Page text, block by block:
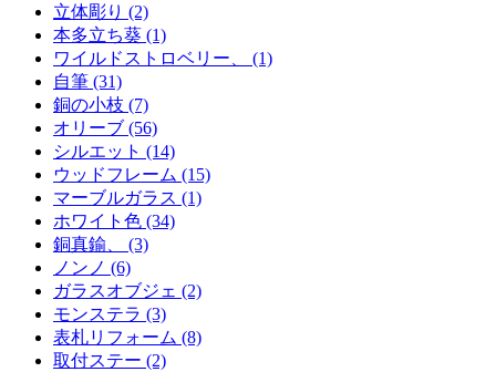
立体彫り (2)
本多立ち葵 (1)
ワイルドストロベリー、 (1)
自筆 (31)
銅の小枝 (7)
オリーブ (56)
シルエット (14)
ウッドフレーム (15)
マーブルガラス (1)
ホワイト色 (34)
銅真鍮、 (3)
ノンノ (6)
ガラスオブジェ (2)
モンステラ (3)
表札リフォーム (8)
取付ステー (2)